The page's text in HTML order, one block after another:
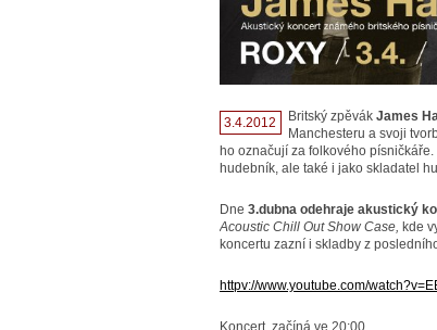
3.4.2012 Britský zpěvákJames
Manchesteru a svoji
ho označují za folkového
hudebník, ale také i jako skladatel
Dne 3.dubna odehraje akustický
Acoustic Chill Out Show Case, kde
koncertu zazní i skladby z
httpv://www.youtube.com/
Koncert začíná ve 20:00.